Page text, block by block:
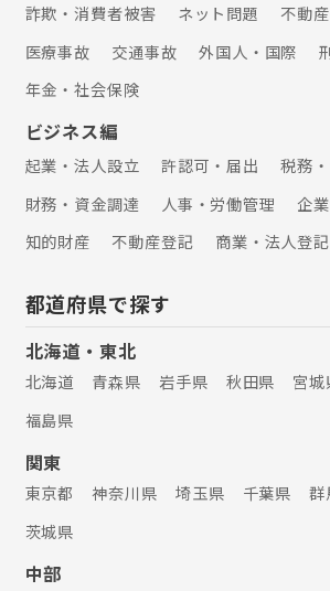
詐欺・消費者被害
ネット問題
不動
医療事故
交通事故 外国人・国際
年金・社会保険
ビジネス編
起業・法人設立 許認可・届出
税務
財務・資金調達
人事・労働管理
企
知的財産
不動産登記 商業・法人登記
都道府県で探す
北海道・東北
北海道 青森県 岩手県 秋田県 宮城
福島県
関東
東京都 神奈川県 埼玉県 千葉県 群
茨城県
中部